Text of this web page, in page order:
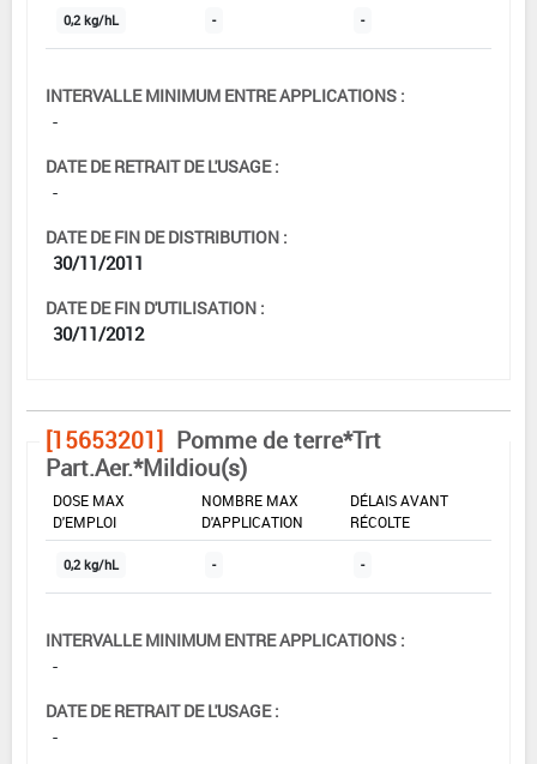
0,2 kg/hL - -
INTERVALLE MINIMUM ENTRE APPLICATIONS :
-
DATE DE RETRAIT DE L'USAGE :
-
DATE DE FIN DE DISTRIBUTION :
30/11/2011
DATE DE FIN D'UTILISATION :
30/11/2012
[15653201] Pomme de terre*Trt
Part.Aer.*Mildiou(s)
DOSE MAX
D'EMPLOI
NOMBRE MAX
D'APPLICATION
DÉLAIS AVANT
RÉCOLTE
0,2 kg/hL - -
INTERVALLE MINIMUM ENTRE APPLICATIONS :
-
DATE DE RETRAIT DE L'USAGE :
-